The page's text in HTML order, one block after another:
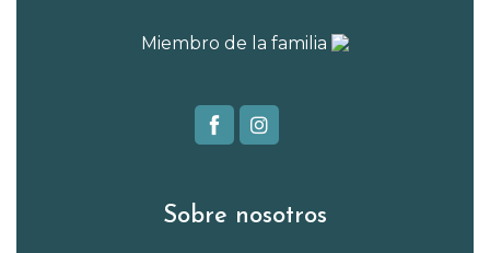
Miembro de la familia
Sobre nosotros